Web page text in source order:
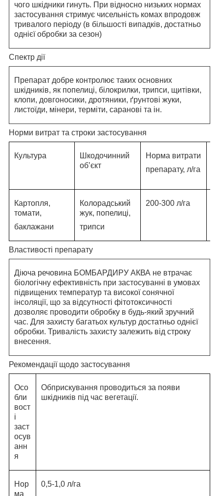
чого шкідники гинуть. При відносно низьких нормах
застосування стримує чисельність комах впродовж
тривалого періоду (в більшості випадків, достатньо
однієї обробки за сезон)
Спектр дії
Препарат добре контролює таких основних
шкідників, як попелиці, білокрилки, трипси, щитівки,
клопи, довгоносики, дротяники, ґрунтові жуки,
листоїди, мінери, терміти, саранові та ін.
Норми витрат та строки застосування
Культура
Шкодочинний
об’єкт
Норма витрати
препарату, л/га
Картопля,
томати,
баклажани
Колорадський
жук, попелиці,
трипси
200-300 л/га
Властивості препарату
Діюча речовина БОМБАРДИРУ АКВА не втрачає
біологічну ефективність при застосуванні в умовах
підвищених температур та високої сонячної
інсоляції, що за відсутності фітотоксичності
дозволяє проводити обробку в будь-який зручний
час. Для захисту багатьох культур достатньо однієї
обробки. Тривалість захисту залежить від строку
внесення.
Рекомендації щодо застосування
Осо
бли
вост
і
заст
осув
анн
я
Обприскування проводиться за появи
шкідників під час вегетації.
Нор
ма
0,5-1,0 л/га